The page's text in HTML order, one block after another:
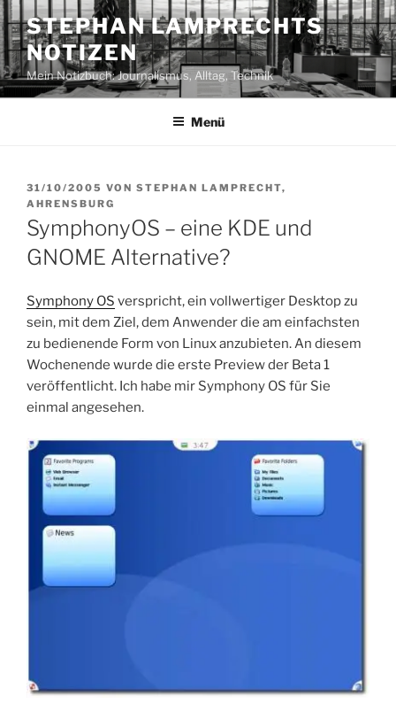
Zum
Inhalt
springen
STEPHAN LAMPRECHTS
NOTIZEN
Mein Notizbuch: Journalismus, Alltag, Technik
Menü
VERÖFFENTLICHT
AM
31/10/2005 VON STEPHAN LAMPRECHT,
AHRENSBURG
SymphonyOS – eine KDE und
GNOME Alternative?
Symphony OS verspricht, ein vollwertiger Desktop zu
sein, mit dem Ziel, dem Anwender die am einfachsten
zu bedienende Form von Linux anzubieten. An diesem
Wochenende wurde die erste Preview der Beta 1
veröffentlicht. Ich habe mir Symphony OS für Sie
einmal angesehen.